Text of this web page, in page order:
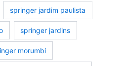
springer jardim paulista
springer jardins
morumbi